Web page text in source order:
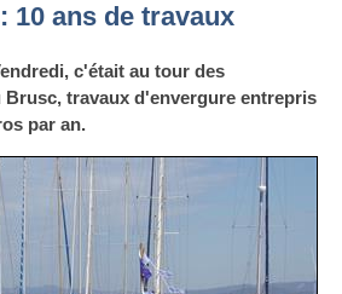
10 ans de travaux
c'était au tour des
travaux d'envergure entrepris
par an.